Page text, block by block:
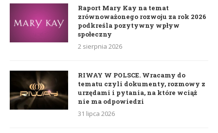
Raport Mary Kay na temat
zrównoważonego rozwoju za rok 2026
podkreśla pozytywny wpływ
społeczny
2 sierpnia 2026
RIWAY W POLSCE. Wracamy do
tematu czyli dokumenty, rozmowy z
urzędami i pytania, na które wciąż
nie ma odpowiedzi
31 lipca 2026